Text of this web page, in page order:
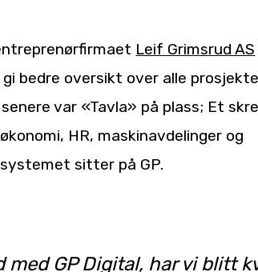
Leif Grimsrud AS
bedre oversikt over alle
var «Tavla» på plass; Et
HR, maskinavdelinger og
sitter på GP.
med GP Digital, har vi blitt